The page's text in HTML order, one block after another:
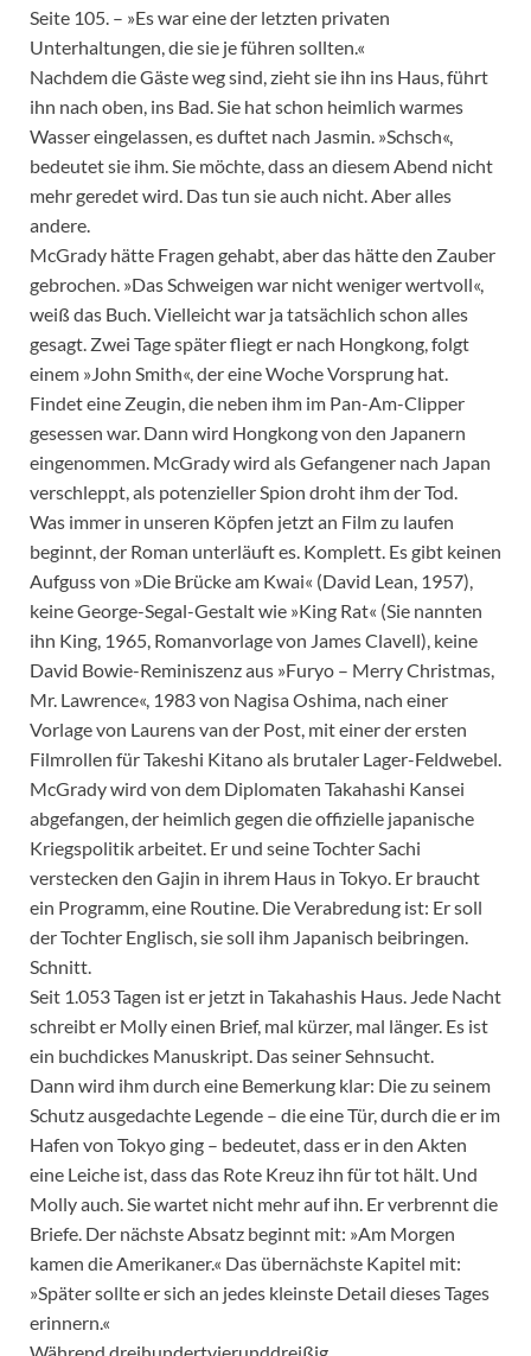
Seite 105. – »Es war eine der letzten privaten
Unterhaltungen, die sie je führen sollten.«
Nachdem die Gäste weg sind, zieht sie ihn ins Haus, führt
ihn nach oben, ins Bad. Sie hat schon heimlich warmes
Wasser eingelassen, es duftet nach Jasmin. »Schsch«,
bedeutet sie ihm. Sie möchte, dass an diesem Abend nicht
mehr geredet wird. Das tun sie auch nicht. Aber alles
andere.
McGrady hätte Fragen gehabt, aber das hätte den Zauber
gebrochen. »Das Schweigen war nicht weniger wertvoll«,
weiß das Buch. Vielleicht war ja tatsächlich schon alles
gesagt. Zwei Tage später fliegt er nach Hongkong, folgt
einem »John Smith«, der eine Woche Vorsprung hat.
Findet eine Zeugin, die neben ihm im Pan-Am-Clipper
gesessen war. Dann wird Hongkong von den Japanern
eingenommen. McGrady wird als Gefangener nach Japan
verschleppt, als potenzieller Spion droht ihm der Tod.
Was immer in unseren Köpfen jetzt an Film zu laufen
beginnt, der Roman unterläuft es. Komplett. Es gibt keinen
Aufguss von »Die Brücke am Kwai« (David Lean, 1957),
keine George-Segal-Gestalt wie »King Rat« (Sie nannten
ihn King, 1965, Romanvorlage von James Clavell), keine
David Bowie-Reminiszenz aus »Furyo – Merry Christmas,
Mr. Lawrence«, 1983 von Nagisa Oshima, nach einer
Vorlage von Laurens van der Post, mit einer der ersten
Filmrollen für Takeshi Kitano als brutaler Lager-Feldwebel.
McGrady wird von dem Diplomaten Takahashi Kansei
abgefangen, der heimlich gegen die offizielle japanische
Kriegspolitik arbeitet. Er und seine Tochter Sachi
verstecken den Gajin in ihrem Haus in Tokyo. Er braucht
ein Programm, eine Routine. Die Verabredung ist: Er soll
der Tochter Englisch, sie soll ihm Japanisch beibringen.
Schnitt.
Seit 1.053 Tagen ist er jetzt in Takahashis Haus. Jede Nacht
schreibt er Molly einen Brief, mal kürzer, mal länger. Es ist
ein buchdickes Manuskript. Das seiner Sehnsucht.
Dann wird ihm durch eine Bemerkung klar: Die zu seinem
Schutz ausgedachte Legende – die eine Tür, durch die er im
Hafen von Tokyo ging – bedeutet, dass er in den Akten
eine Leiche ist, dass das Rote Kreuz ihn für tot hält. Und
Molly auch. Sie wartet nicht mehr auf ihn. Er verbrennt die
Briefe. Der nächste Absatz beginnt mit: »Am Morgen
kamen die Amerikaner.« Das übernächste Kapitel mit:
»Später sollte er sich an jedes kleinste Detail dieses Tages
erinnern.«